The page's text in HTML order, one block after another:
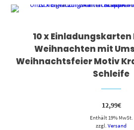
10 x
Weihnachten mit
Weihnachtsfeier Motiv
Schleife
12,99€
Enthält 19% MwSt.
zzgl. Versand